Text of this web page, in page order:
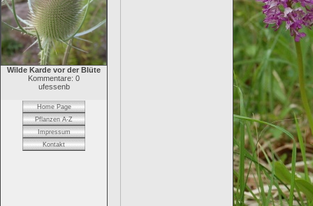
Wilde Karde vor der Blüte
Kommentare: 0
ufessenb
Home Page
Pflanzen A-Z
Impressum
Kontakt